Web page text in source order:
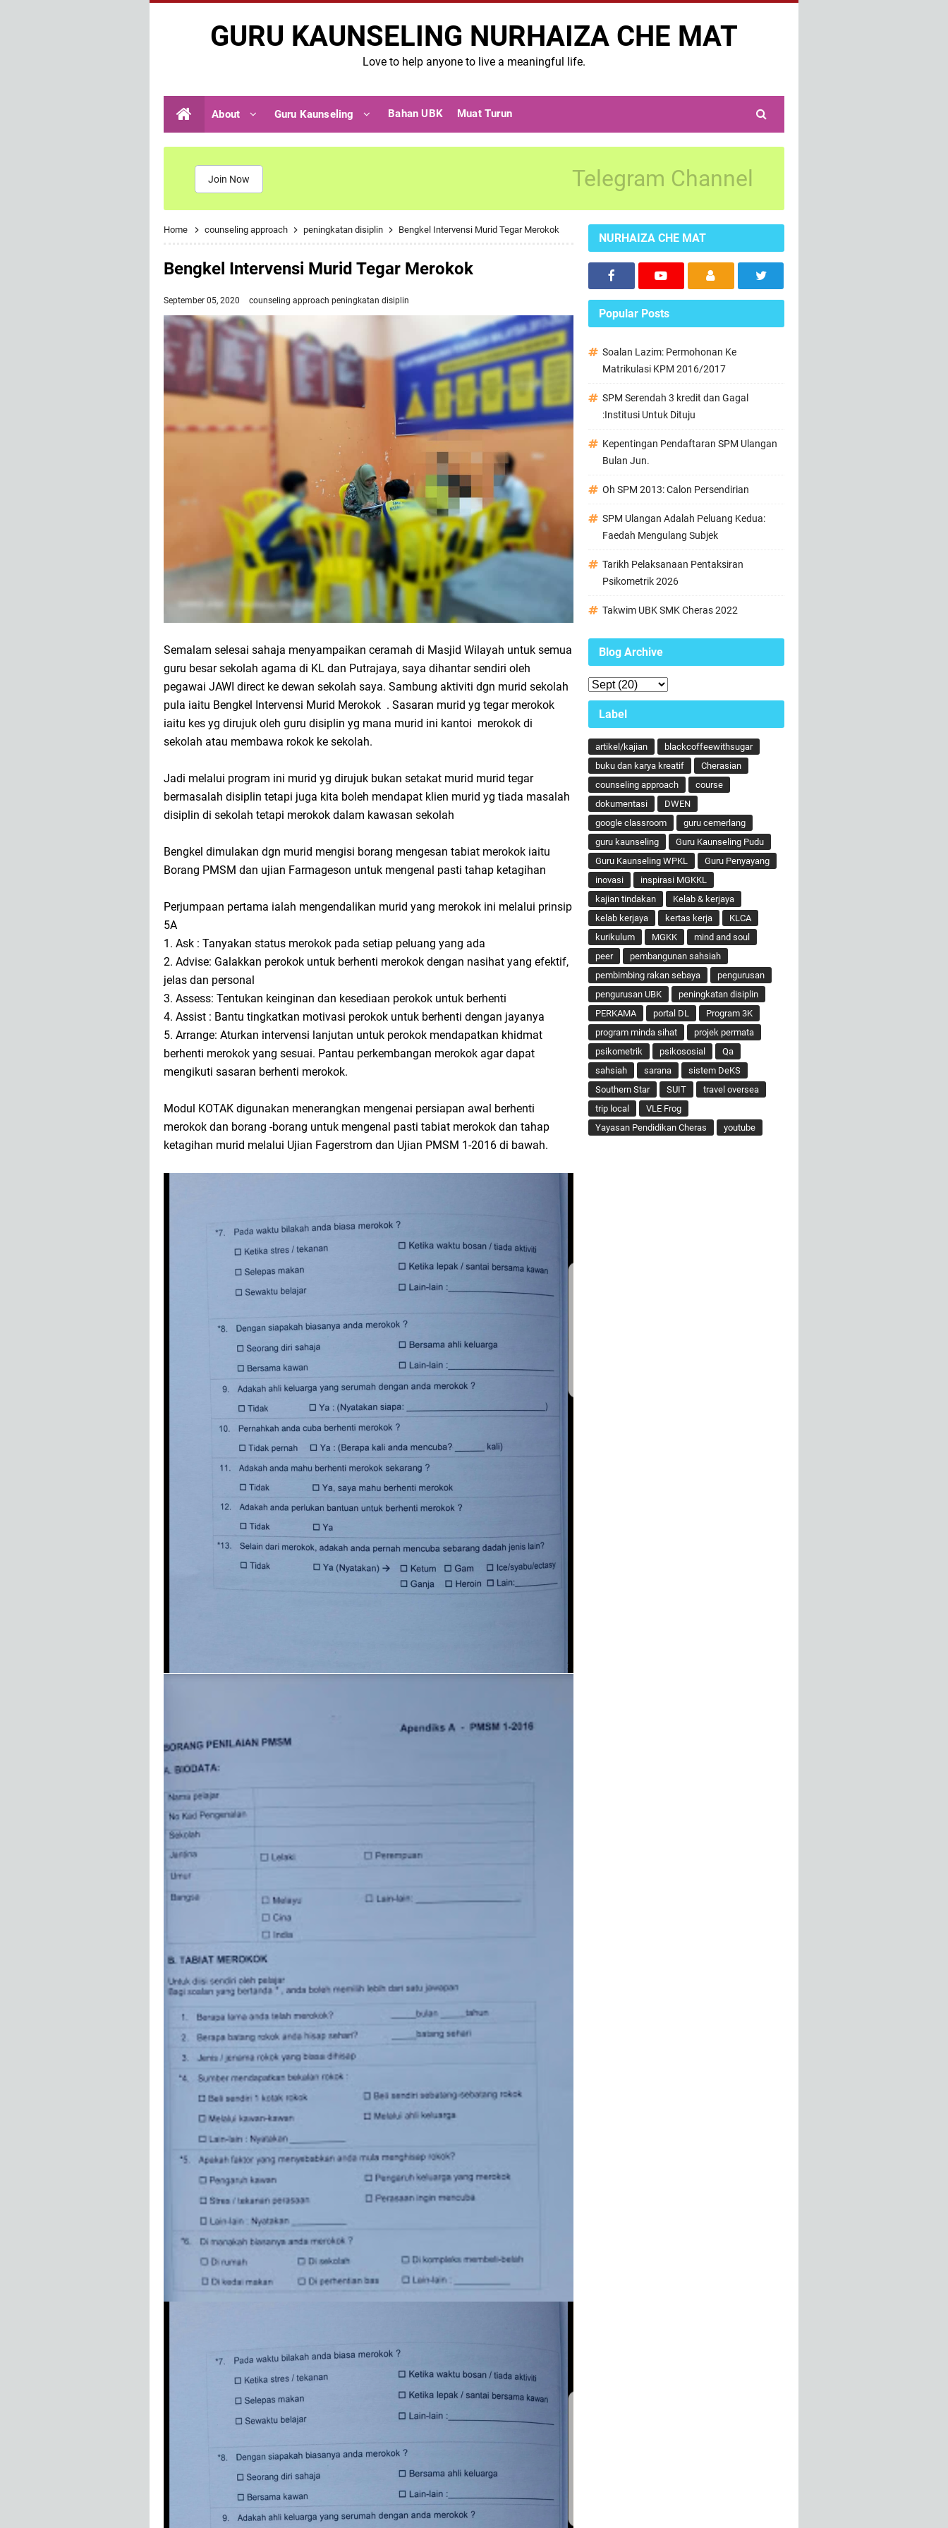
GURU KAUNSELING NURHAIZA CHE MAT
Love to help anyone to live a meaningful life.
About Guru Kaunseling Bahan UBK Muat Turun
Join Now Telegram Channel
Home counseling approach peningkatan disiplin Bengkel Intervensi Murid Tegar Merokok
Bengkel Intervensi Murid Tegar Merokok
September 05, 2020 counseling approach peningkatan disiplin
Semalam selesai sahaja menyampaikan ceramah di Masjid Wilayah untuk semua
guru besar sekolah agama di KL dan Putrajaya, saya dihantar sendiri oleh
pegawai JAWI direct ke dewan sekolah saya. Sambung aktiviti dgn murid sekolah
pula iaitu Bengkel Intervensi Murid Merokok . Sasaran murid yg tegar merokok
iaitu kes yg dirujuk oleh guru disiplin yg mana murid ini kantoi merokok di
sekolah atau membawa rokok ke sekolah.
Jadi melalui program ini murid yg dirujuk bukan setakat murid murid tegar
bermasalah disiplin tetapi juga kita boleh mendapat klien murid yg tiada masalah
disiplin di sekolah tetapi merokok dalam kawasan sekolah
Bengkel dimulakan dgn murid mengisi borang mengesan tabiat merokok iaitu
Borang PMSM dan ujian Farmageson untuk mengenal pasti tahap ketagihan
Perjumpaan pertama ialah mengendalikan murid yang merokok ini melalui prinsip
5A
1. Ask : Tanyakan status merokok pada setiap peluang yang ada
2. Advise: Galakkan perokok untuk berhenti merokok dengan nasihat yang efektif,
jelas dan personal
3. Assess: Tentukan keinginan dan kesediaan perokok untuk berhenti
4. Assist : Bantu tingkatkan motivasi perokok untuk berhenti dengan jayanya
5. Arrange: Aturkan intervensi lanjutan untuk perokok mendapatkan khidmat
berhenti merokok yang sesuai. Pantau perkembangan merokok agar dapat
mengikuti sasaran berhenti merokok.
Modul KOTAK digunakan menerangkan mengenai persiapan awal berhenti
merokok dan borang -borang untuk mengenal pasti tabiat merokok dan tahap
ketagihan murid melalui Ujian Fagerstrom dan Ujian PMSM 1-2016 di bawah.
NURHAIZA CHE MAT
Popular Posts
Soalan Lazim: Permohonan Ke
Matrikulasi KPM 2016/2017
SPM Serendah 3 kredit dan Gagal
:Institusi Untuk Dituju
Kepentingan Pendaftaran SPM Ulangan
Bulan Jun.
Oh SPM 2013: Calon Persendirian
SPM Ulangan Adalah Peluang Kedua:
Faedah Mengulang Subjek
Tarikh Pelaksanaan Pentaksiran
Psikometrik 2026
Takwim UBK SMK Cheras 2022
Blog Archive
Label
artikel/kajian
blackcoffeewithsugar
buku dan karya kreatif
Cherasian
counseling approach
course
dokumentasi
DWEN
google classroom
guru cemerlang
guru kaunseling
Guru Kaunseling Pudu
Guru Kaunseling WPKL
Guru Penyayang
inovasi
inspirasi MGKKL
kajian tindakan
Kelab & kerjaya
kelab kerjaya
kertas kerja
KLCA
kurikulum
MGKK
mind and soul
peer
pembangunan sahsiah
pembimbing rakan sebaya
pengurusan
pengurusan UBK
peningkatan disiplin
PERKAMA
portal DL
Program 3K
program minda sihat
projek permata
psikometrik
psikososial
Qa
sahsiah
sarana
sistem DeKS
Southern Star
SUIT
travel oversea
trip local
VLE Frog
Yayasan Pendidikan Cheras
youtube